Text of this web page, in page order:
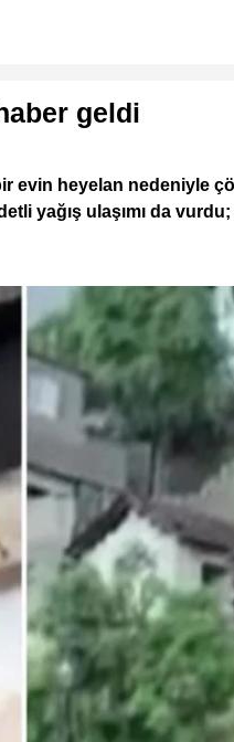
geldi
evin heyelan nedeniyle
yağış ulaşımı da